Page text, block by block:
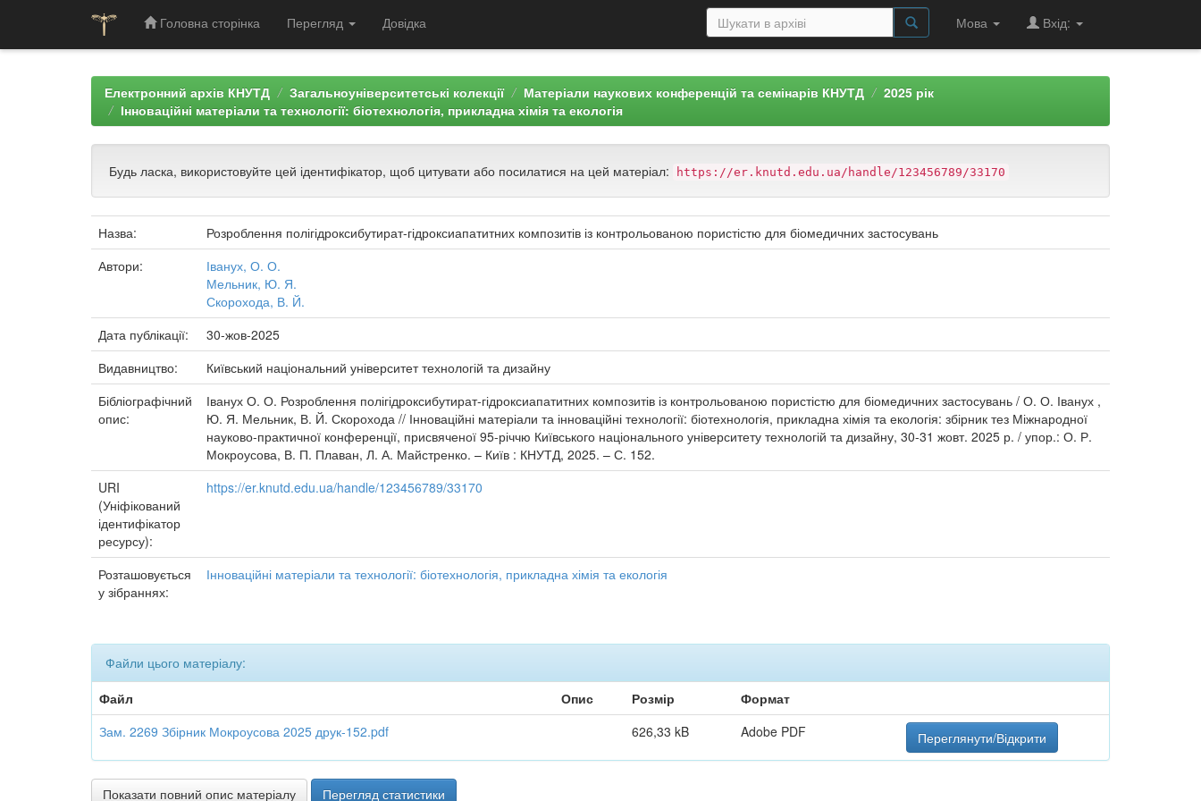
Головна сторінка Перегляд Довідка Мова Вхід:
Електронний архів КНУТД Загальноуніверситетські колекції Матеріали наукових конференцій та семінарів КНУТД
2025 рік
Інноваційні матеріали та технології: біотехнологія, прикладна хімія та екологія
Будь ласка, використовуйте цей ідентифікатор, щоб цитувати або посилатися на цей матеріал: https://er.knutd.edu.ua/handle/123456789/33170
Назва:
Розроблення полігідроксибутират-гідроксиапатитних композитів із контрольованою пористістю для біомедичних застосувань
Автори:
Іванух, О. О.
Мельник, Ю. Я.
Скорохода, В. Й.
Дата публікації:
30-жов-2025
Видавництво:
Київський національний університет технологій та дизайну
Бібліографічний
опис:
Іванух О. О. Розроблення полігідроксибутират-гідроксиапатитних композитів із контрольованою пористістю для біомедичних застосувань / О. О. Іванух ,
Ю. Я. Мельник, В. Й. Скорохода // Інноваційні матеріали та інноваційні технології: біотехнологія, прикладна хімія та екологія: збірник тез Міжнародної
науково-практичної конференції, присвяченої 95-річчю Київського національного університету технологій та дизайну, 30-31 жовт. 2025 р. / упор.: О. Р.
Мокроусова, В. П. Плаван, Л. А. Майстренко. – Київ : КНУТД, 2025. – С. 152.
URI
(Уніфікований
ідентифікатор
ресурсу):
https://er.knutd.edu.ua/handle/123456789/33170
Розташовується
у зібраннях:
Інноваційні матеріали та технології: біотехнологія, прикладна хімія та екологія
Файли цього матеріалу:
Файл
Опис Розмір
Формат
Зам. 2269 Збірник Мокроусова 2025 друк-152.pdf
626,33 kB Adobe PDF Переглянути/Відкрити
Показати повний опис матеріалу Перегляд статистики